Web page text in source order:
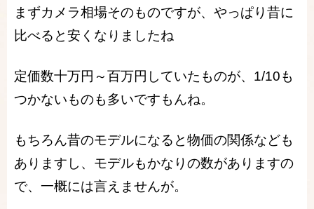
まずカメラ相場そのものですが、やっぱり昔に
比べると安くなりましたね
定価数十万円～百万円していたものが、1/10も
つかないものも多いですもんね。
もちろん昔のモデルになると物価の関係なども
ありますし、モデルもかなりの数がありますの
で、一概には言えませんが。